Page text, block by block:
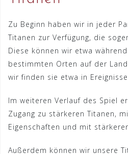
Zu Beginn haben wir in jeder
Titanen zur Verfügung, die
Diese können wir etwa
bestimmten Orten auf der
wir finden sie etwa in
Im weiteren Verlauf des Spiel
Zugang zu stärkeren Titanen,
Eigenschaften und mit
Außerdem können wir unsere